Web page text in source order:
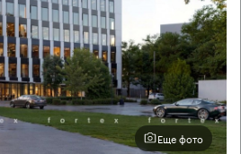
Еще фото